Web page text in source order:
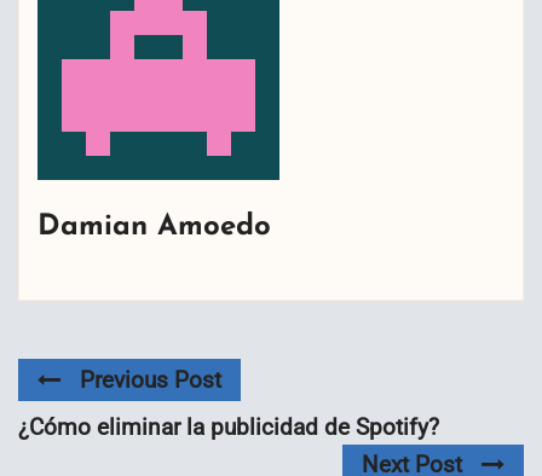
Damian Amoedo
Previous Post
¿Cómo eliminar la publicidad de Spotify?
Next Post